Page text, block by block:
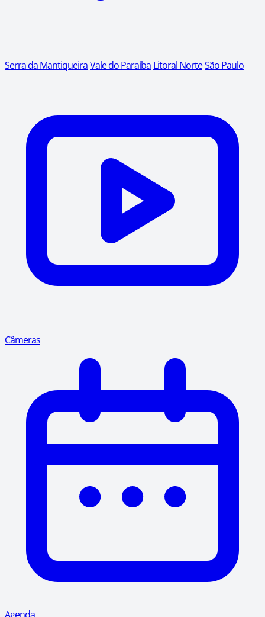
Serra da MantiqueiraVale do Paraíba Litoral NorteSão Paulo
Câmeras